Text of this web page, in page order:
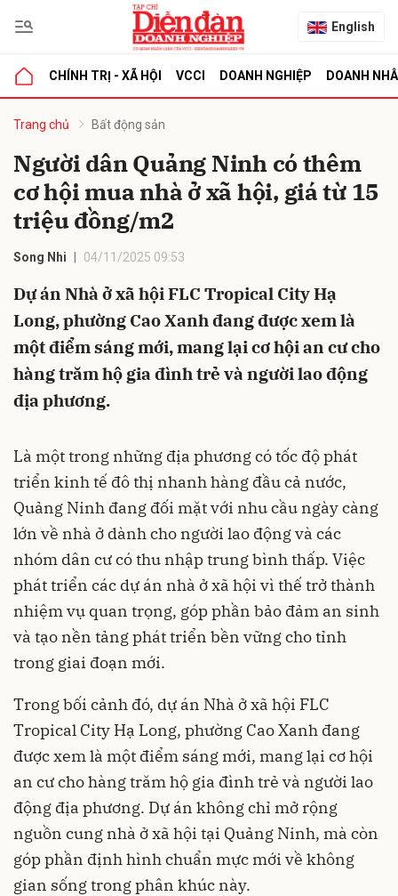
English
CHÍNH TRỊ - XÃ HỘI VCCI DOANH NGHIỆP DOANH
Trang chủ Bất động sản
Người dân Quảng Ninh có thêm
cơ hội mua nhà ở xã hội, giá từ 15
triệu đồng/m2
Song Nhi 04/11/2025 09:53
Dự án Nhà ở xã hội FLC Tropical City Hạ
Long, phường Cao Xanh đang được xem là
một điểm sáng mới, mang lại cơ hội an cư cho
hàng trăm hộ gia đình trẻ và người lao động
địa phương.
Là một trong những địa phương có tốc độ phát
triển kinh tế đô thị nhanh hàng đầu cả nước,
Quảng Ninh đang đối mặt với nhu cầu ngày càng
lớn về nhà ở dành cho người lao động và các
nhóm dân cư có thu nhập trung bình thấp. Việc
phát triển các dự án nhà ở xã hội vì thế trở thành
nhiệm vụ quan trọng, góp phần bảo đảm an sinh
và tạo nền tảng phát triển bền vững cho tỉnh
trong giai đoạn mới.
Trong bối cảnh đó, dự án Nhà ở xã hội FLC
Tropical City Hạ Long, phường Cao Xanh đang
được xem là một điểm sáng mới, mang lại cơ hội
an cư cho hàng trăm hộ gia đình trẻ và người lao
động địa phương. Dự án không chỉ mở rộng
nguồn cung nhà ở xã hội tại Quảng Ninh, mà còn
góp phần định hình chuẩn mực mới về không
gian sống trong phân khúc này.
luận
Hủy